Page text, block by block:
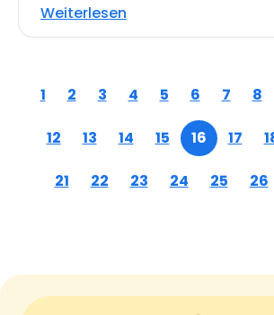
Weiterlesen
1 2 3 4 5 6 7 8
12 13 14 15 16 17
21 22 23 24 25 26